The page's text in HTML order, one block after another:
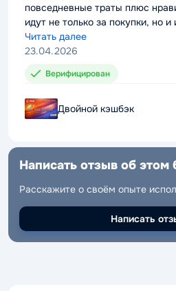
повседневные траты плюс
идут не только за покупки, но
это редкость льготный период
хватает я просто закрываю всё
Читать далее
23.04.2026
Верифицирован
Двойной кэшбэк
Написать отзыв об этом
Расскажите о своём опыте
Написать
повседневные траты плюс
идут не только за покупки, но
это редкость льготный период
хватает я просто закрываю всё
Читать далее
23.04.2026
Верифицирован
Двойной кэшбэк
Написать отзыв об этом
Расскажите о своём опыте
Написать